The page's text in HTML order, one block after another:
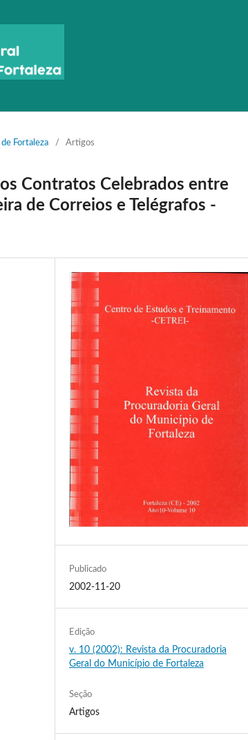
Fortaleza / Artigos
Contratos Celebrados entre
de Correios e Telégrafos -
Publicado
2002-11-20
Edição
v. 10 (2002): Revista da Procuradoria
Geral do Município de Fortaleza
Seção
Artigos